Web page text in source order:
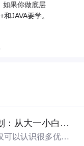
如果你做底层
JAVA要学。
从大一小白到
可以认识很多优秀